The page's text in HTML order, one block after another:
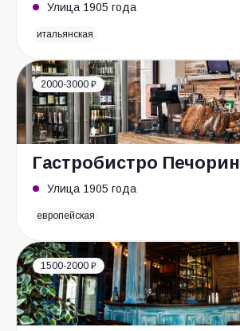
Улица 1905 года
итальянская
2000-3000 ₽
Гастробистро Печорин
Улица 1905 года
европейская
1500-2000 ₽